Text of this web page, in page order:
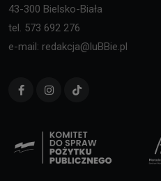
43-300 Bielsko-Biała
tel. 573 692 276
e-mail: redakcja@luBBie.pl